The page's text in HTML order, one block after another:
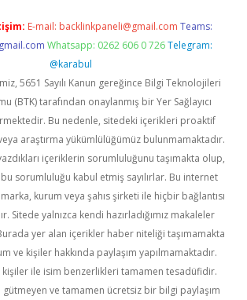
E-mail: backlinkpaneli@gmail.com Teams:
Whatsapp: 0262 606 0 726 Telegram:
@karabul
5651 Sayılı Kanun gereğince Bilgi Teknolojileri
(BTK) tarafından onaylanmış bir Yer Sağlayıcı
Bu nedenle, sitedeki içerikleri proaktif
araştırma yükümlülüğümüz bulunmamaktadır.
içeriklerin sorumluluğunu taşımakta olup,
sorumluluğu kabul etmiş sayılırlar. Bu internet
kurum veya şahıs şirketi ile hiçbir bağlantısı
Sitede yalnızca kendi hazırladığımız makaleler
yer alan içerikler haber niteliği taşımamakta
ve kişiler hakkında paylaşım yapılmamaktadır.
kişiler ile isim benzerlikleri tamamen tesadüfidir.
gütmeyen ve tamamen ücretsiz bir bilgi paylaşım